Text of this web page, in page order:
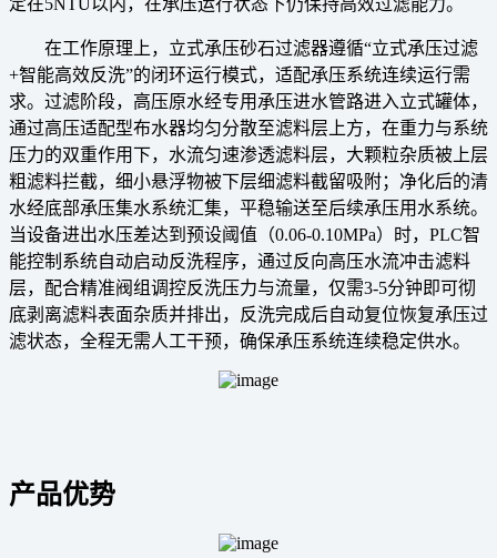
在工作原理上，立式承压砂石过滤器遵循“立式承压过滤
+智能高效反洗”的闭环运行模式，适配承压系统连续运行需
求。过滤阶段，高压原水经专用承压进水管路进入立式罐体，
通过高压适配型布水器均匀分散至滤料层上方，在重力与系统
压力的双重作用下，水流匀速渗透滤料层，大颗粒杂质被上层
粗滤料拦截，细小悬浮物被下层细滤料截留吸附；净化后的清
水经底部承压集水系统汇集，平稳输送至后续承压用水系统。
当设备进出水压差达到预设阈值（0.06-0.10MPa）时，PLC智
能控制系统自动启动反洗程序，通过反向高压水流冲击滤料
层，配合精准阀组调控反洗压力与流量，仅需3-5分钟即可彻
底剥离滤料表面杂质并排出，反洗完成后自动复位恢复承压过
滤状态，全程无需人工干预，确保承压系统连续稳定供水。
产品优势